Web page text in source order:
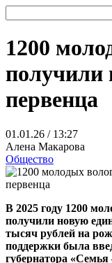
1200
получили
первенца
01.01.26 / 13:27
Алена Макарова
Общество
В 2025 году 1200
получили новую
тысяч рублей на
поддержки была
губернатора «Семья